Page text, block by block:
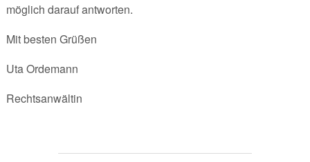
möglich darauf antworten.
Mit besten Grüßen
Uta Ordemann
Rechtsanwältin